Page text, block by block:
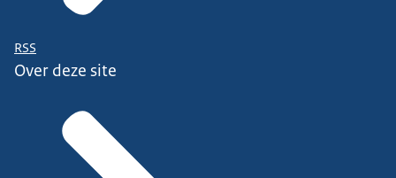
RSS
Over deze site